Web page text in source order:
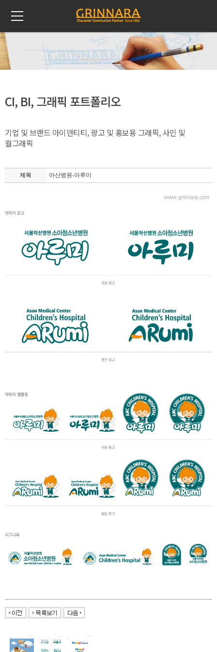
CI, BI, 그래픽 포트폴리오
기업 및 브랜드 아이덴티티, 광고 및 홍보용 그래픽, 사인 및
월그래픽
제목 아산병원-아루미